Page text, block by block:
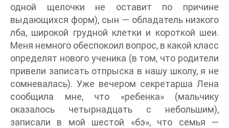
одной щелочки не оставит по причине
выдающихся форм), сын — обладатель низкого
лба, широкой грудной клетки и короткой шеи.
Меня немного обеспокоил вопрос, в какой класс
определят нового ученика (в том, что родители
привели записать отпрыска в нашу школу, я не
сомневалась). Уже вечером секретарша Лена
сообщила мне, что «ребенка» (мальчику
оказалось четырнадцать с небольшим),
записали в мой шестой «бэ», что семья —